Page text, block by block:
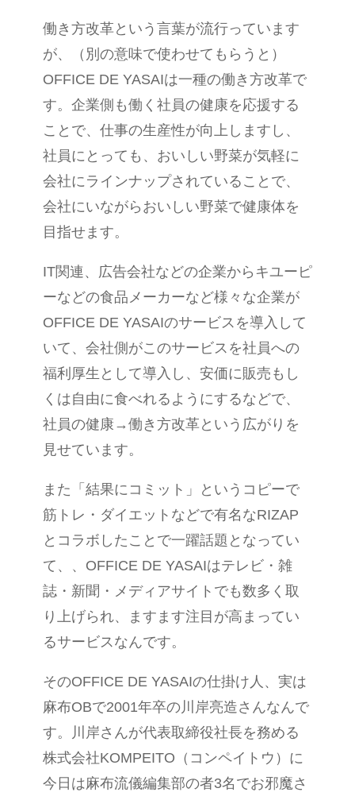
働き方改革という言葉が流行っています
が、（別の意味で使わせてもらうと）
OFFICE DE YASAIは一種の働き方改革で
す。企業側も働く社員の健康を応援する
ことで、仕事の生産性が向上しますし、
社員にとっても、おいしい野菜が気軽に
会社にラインナップされていることで、
会社にいながらおいしい野菜で健康体を
目指せます。
IT関連、広告会社などの企業からキユーピ
ーなどの食品メーカーなど様々な企業が
OFFICE DE YASAIのサービスを導入して
いて、会社側がこのサービスを社員への
福利厚生として導入し、安価に販売もし
くは自由に食べれる ようにするなどで、
社員の健康→働き方改革という広がりを
見せています。
また「結果にコミット」というコピーで
筋トレ・ダイエットなどで有名なRIZAP
とコラボしたことで一躍話題となってい
て、、OFFICE DE YASAIはテレビ・雑
誌・新聞・メディアサイトでも数多く取
り上げられ、ますます注目が高まってい
るサービスなんです。
そのOFFICE DE YASAIの仕掛け人、実は
麻布OBで2001年卒の川岸亮造さんなんで
す。川岸さんが代表取締役社長を務める
株式会社KOMPEITO（コンペイトウ）に
今日は麻布流儀編集部の者3名でお邪魔さ